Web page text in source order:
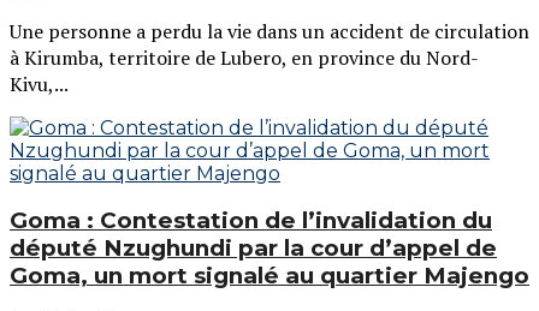
Une personne a perdu la vie dans un accident de circulation
à Kirumba, territoire de Lubero, en province du Nord-
Kivu,...
Goma : Contestation de l’invalidation du
député Nzughundi par la cour d’appel de
Goma, un mort signalé au quartier Majengo